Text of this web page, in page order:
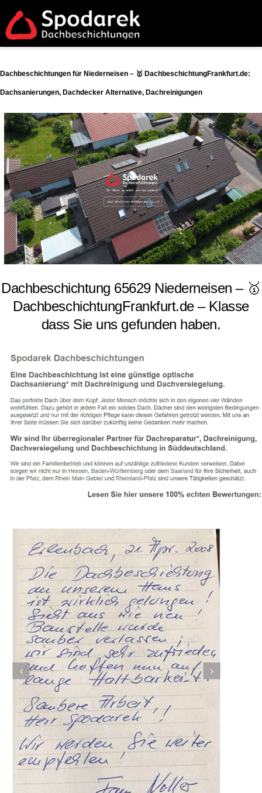
Dachbeschichtungen für Niederneisen – 🥇 DachbeschichtungFrankfurt.de:
Dachsanierungen, Dachdecker Alternative, Dachreinigungen
Dachbeschichtung 65629 Niederneisen – 🥇
DachbeschichtungFrankfurt.de – Klasse
dass Sie uns gefunden haben.